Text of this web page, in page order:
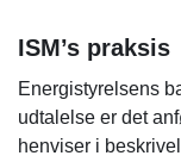
ISM’s praksis
Energistyrelsens
udtalelse er det
henviser i